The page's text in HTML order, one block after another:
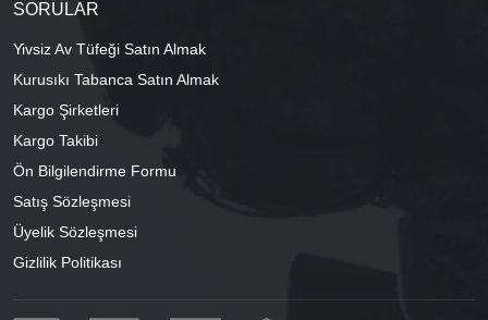
SORULAR
Yivsiz Av Tüfeği Satın Almak
Kurusıkı Tabanca Satın Almak
Kargo Şirketleri
Kargo Takibi
Ön Bilgilendirme Formu
Satış Sözleşmesi
Üyelik Sözleşmesi
Gizlilik Politikası